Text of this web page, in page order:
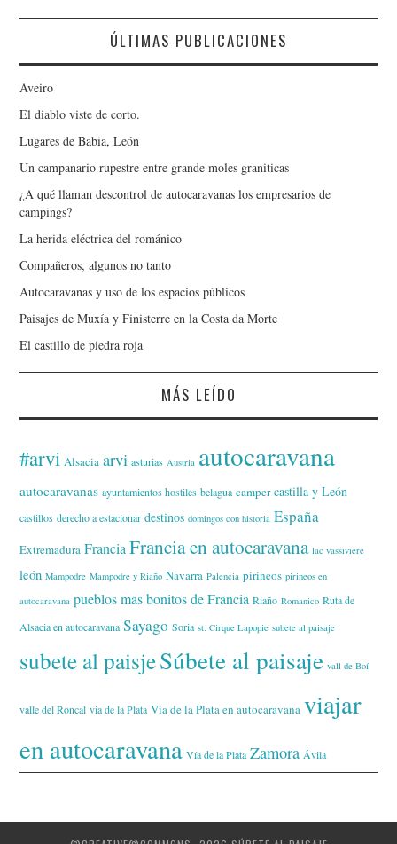
ÚLTIMAS PUBLICACIONES
Aveiro
El diablo viste de corto.
Lugares de Babia, León
Un campanario rupestre entre grande moles graniticas
¿A qué llaman descontrol de autocaravanas los empresarios de
campings?
La herida eléctrica del románico
Compañeros, algunos no tanto
Autocaravanas y uso de los espacios públicos
Paisajes de Muxía y Finisterre en la Costa da Morte
El castillo de piedra roja
MÁS LEÍDO
#arvi Alsacia arvi asturias Austria autocaravana
autocaravanas ayuntamientos hostiles belagua camper castilla y León
castillos derecho a estacionar destinos domingos con historia España
Extremadura Francia Francia en autocaravana lac vassiviere
león Mampodre Mampodre y Riaño Navarra Palencia pirineos pirineos en
autocaravana pueblos mas bonitos de Francia Riaño Romanico Ruta de
Alsacia en autocaravana Sayago Soria st. Cirque Lapopie subete al paisaje
subete al paisjeSúbete al paisaje vall de Boí
valle del Roncal via de la Plata Via de la Plata en autocaravana viajar
en autocaravana Vía de la Plata Zamora Ávila